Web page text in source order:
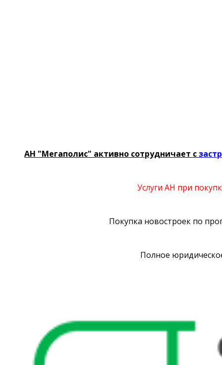
АН "Мегаполис" активно сотрудничает с
Услуги АН при
Покупка новостроек по
Полное